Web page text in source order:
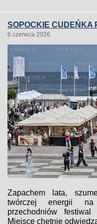
SOPOCKIE CUDEŃKA
6 czerwca 2026
Zapachem lata,
twórczej energii
przechodniów festiwal
Miejsce chętnie